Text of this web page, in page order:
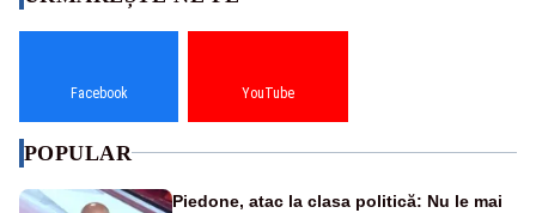
Facebook YouTube
POPULAR
Piedone, atac la clasa politică: Nu le mai